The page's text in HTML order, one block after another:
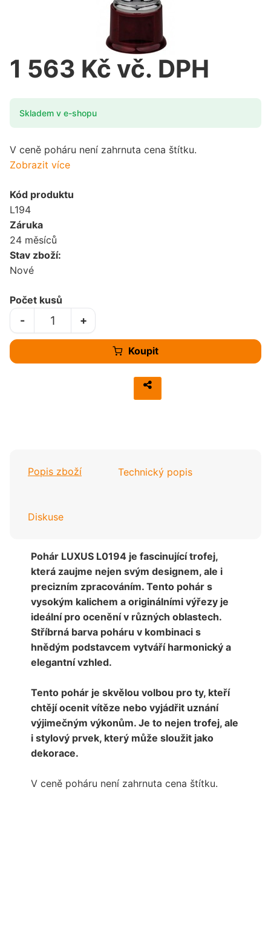
1 563 Kč vč. DPH
Skladem v e-shopu
V ceně poháru není zahrnuta cena štítku.
Zobrazit více
Kód produktu
L194
Záruka
24 měsíců
Stav zboží:
Nové
Koupit
Počet kusů
+
-
Popis zboží Technický popis
Diskuse
Pohár LUXUS L0194 je fascinující trofej,
která zaujme nejen svým designem, ale i
precizním zpracováním. Tento pohár s
vysokým kalichem a originálními výřezy je
ideální pro ocenění v různých oblastech.
Stříbrná barva poháru v kombinaci s
hnědým podstavcem vytváří harmonický a
elegantní vzhled.
Tento pohár je skvělou volbou pro ty, kteří
chtějí ocenit vítěze nebo vyjádřit uznání
výjimečným výkonům. Je to nejen trofej, ale
i stylový prvek, který může sloužit jako
dekorace.
V ceně poháru není zahrnuta cena štítku.